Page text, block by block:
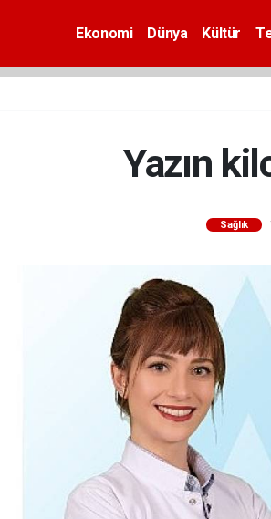
Ekonomi Dünya Kültür
Yazın
Sağlık